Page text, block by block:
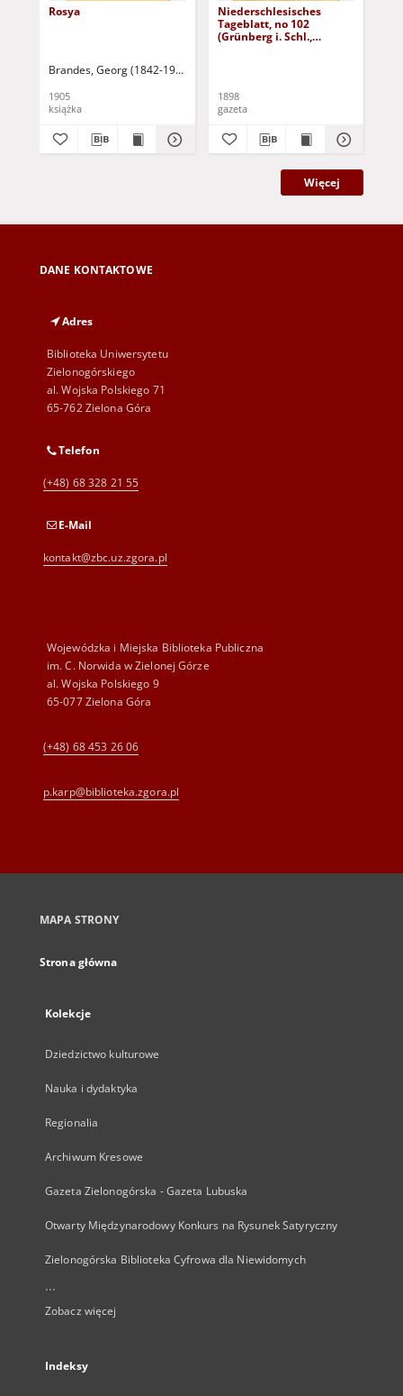
Rosya
Brandes, Georg (1842-1927)
1905
książka
Niederschlesisches
Tageblatt, no 102
(Grünberg i. Schl.,
1898
gazeta
Więcej
DANE KONTAKTOWE
Adres
Biblioteka Uniwersytetu
Zielonogórskiego
al. Wojska Polskiego 71
65-762 Zielona Góra
Telefon
(+48) 68 328 21 55
E-Mail
kontakt@zbc.uz.zgora.pl
Wojewódzka i Miejska Biblioteka Publiczna
im. C. Norwida w Zielonej Górze
al. Wojska Polskiego 9
65-077 Zielona Góra
(+48) 68 453 26 06
p.karp@biblioteka.zgora.pl
MAPA STRONY
Strona główna
Kolekcje
Dziedzictwo kulturowe
Nauka i dydaktyka
Regionalia
Archiwum Kresowe
Gazeta Zielonogórska - Gazeta Lubuska
Otwarty Międzynarodowy Konkurs na Rysunek Satyryczny
Zielonogórska Biblioteka Cyfrowa dla Niewidomych
...
Zobacz więcej
Indeksy